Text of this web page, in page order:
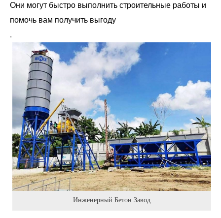
Они могут быстро выполнить строительные работы и
помочь вам получить выгоду
.
Инженерный Бетон Завод